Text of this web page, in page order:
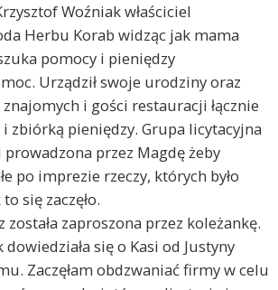
Woźniak właściciel
Herbu Korab widząc jak mama
pomocy i pieniędzy
Urządził swoje urodziny oraz
i gości restauracji łącznie
zbiórką pieniędzy. Grupa licytacyjna
prowadzona przez Magdę żeby
po imprezie rzeczy, których było
się zaczęło.
została zaproszona przez koleżankę.
się o Kasi od Justyny
Zaczęłam obdzwaniać firmy w celu